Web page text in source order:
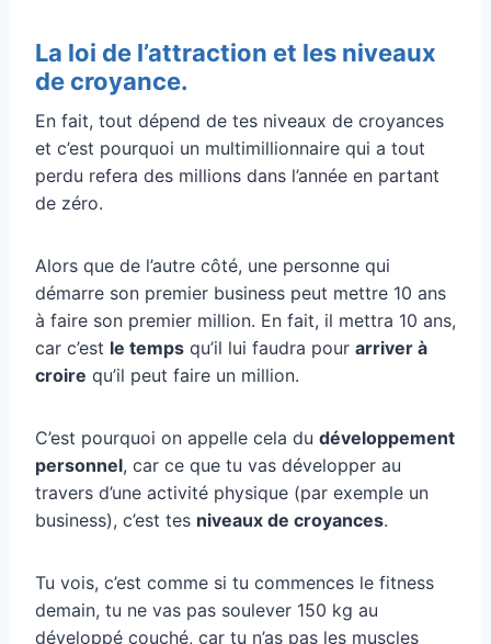
La loi de l’attraction et les niveaux
de croyance.
En fait, tout dépend de tes niveaux de croyances
et c’est pourquoi un multimillionnaire qui a tout
perdu refera des millions dans l’année en partant
de zéro.
Alors que de l’autre côté, une personne qui
démarre son premier business peut mettre 10 ans
à faire son premier million. En fait, il mettra 10 ans,
car c’est le temps qu’il lui faudra pour arriver à
croire qu’il peut faire un million.
C’est pourquoi on appelle cela du développement
personnel, car ce que tu vas développer au
travers d’une activité physique (par exemple un
business), c’est tes niveaux de croyances.
Tu vois, c’est comme si tu commences le fitness
demain, tu ne vas pas soulever 150 kg au
développé couché, car tu n’as pas les muscles